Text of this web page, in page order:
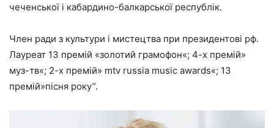
чеченської і кабардино-балкарської республік.
Член ради з культури і мистецтва при президентові рф.
Лауреат 13 премій «золотий грамофон«; 4-х премій»
муз-тв«; 2-х премій» mtv russia music awards«; 13
премій»пісня року”.